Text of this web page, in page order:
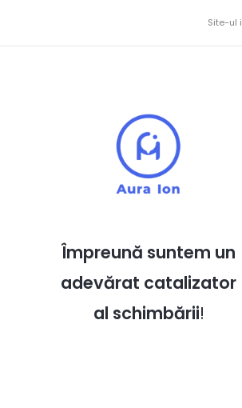
Site-ul
Împreună suntem un
adevărat catalizator
al schimbării!